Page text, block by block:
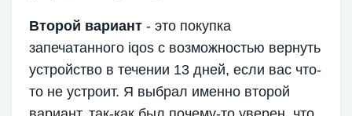
Второй вариант - это покупка
запечатанного iqos с возможностью вернуть
устройство в течении 13 дней, если вас что-
то не устроит. Я выбрал именно второй